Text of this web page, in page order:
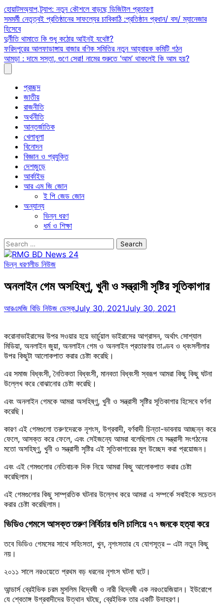
Skip
to
content
হোয়াটসঅ্যাপ ট্র্যাপ: নতুন কৌশলে বাড়ছে ডিজিটাল প্রতারণা
সমমর্মী নেতৃত্বই প্রতিষ্ঠানের সাফল্যের চাবিকাঠি :প্রতিষ্ঠান প্রধান/ বস/ ম্যানেজার
হিসেবে
দুর্নীতি থামাতে কি শুধু কঠোর আইনই যথেষ্ট?
ফরিদপুরের আলফাডাঙ্গায় বাজার বণিক সমিতির নতুন আহ্বায়ক কমিটি গঠন
আমড়া : দামে সস্তা, গুণে সেরা! নামের শুরুতে ‘আম’ থাকলেই কি আম হয়?
প্রচ্ছদ
জাতীয়
রাজনীতি
অর্থনীতি
আন্তর্জাতিক
খেলাধুলা
বিনোদন
বিজ্ঞান ও প্রযুক্তি
দেশজুড়ে
আর্কাইভ
আর এম জি জোন
ই পি জেড জোন
অন্যান্য
ভিন্ন ধরণ
ধর্ম ও শিক্ষা
Search
for:
ভিন্ন ধরণলীড নিউজ
অনলাইন গেম অসহিষ্ণু, খুনী ও সন্ত্রাসী সৃষ্টির সূতিকাগার
আরএমজি বিডি নিউজ ডেস্কJuly 30, 2021July 30, 2021
করোনাভাইরাসের উপর সওয়ার হয়ে ভার্চুয়াল ভাইরাসের আগ্রাসন, অর্থাৎ সোশ্যাল
মিডিয়া, অনলাইন জুয়া, অনলাইন গেম ও অনলাইন প্রতারণার তাণ্ডব ও ধ্বংসলীলার
উপর কিছুটা আলোকপাত করার চেষ্টা করেছি।
এর সমাজ বিধ্বংসী, নৈতিকতা বিধ্বংসী, মানবতা বিধ্বংসী স্বরূপ আমরা কিছু কিছু ঘটনা
উল্লেখ করে বোঝানোর চেষ্টা করেছি।
এবং অনলাইন গেমকে আমরা অসহিষ্ণু, খুনী ও সন্ত্রাসী সৃষ্টির সূতিকাগার হিসেবে বর্ণনা
করেছি।
কারণ এই গেমগুলো তরুণদেরকে নৃশংস, উগ্রবাদী, বর্ণবাদী চিন্তা-ভাবনায় আচ্ছন্ন করে
ফেলে, আসক্ত করে ফেলে, এবং সেইজন্যে আমরা বলেছিলাম যে সন্ত্রাসী সংগঠনের
মতো অসহিষ্ণু, খুনী ও সন্ত্রাসী সৃষ্টির এই সূতিকাগারের মূল উচ্ছেদ করা প্রয়োজন।
এবং এই গেমগুলোর নেতিবাচক দিক নিয়ে আমরা কিছু আলোকপাত করার চেষ্টা
করেছিলাম।
এই গেমগুলোর কিছু সাম্প্রতিক ঘটনার উল্লেখ করে আমরা এ সম্পর্কে সবাইকে সচেতন
করার চেষ্টা করেছিলাম।
ভিডিও গেমসে আসক্ত তরুণ নির্বিচার গুলি চালিয়ে ৭৭ জনকে হত্যা করে
তবে ভিডিও গেমসের সাথে সহিংসতা, খুন, নৃশংসতার যে যোগসূত্র – এটা নতুন কিছু
নয়।
২০১১ সালে নরওয়েতে প্রথম বড় ধরনের নৃশংস ঘটনা ঘটে।
আন্ডার্স ব্রেইভিক চরম মুসলিম বিদ্বেষী ও নারী বিদ্বেষী এক নরওয়েজিয়ান। ইউরোপে
যে শ্বেতাঙ্গ উগ্রবাদীদের উত্থান ঘটছে, ব্রেইভিক তার একটি উদাহরণ।